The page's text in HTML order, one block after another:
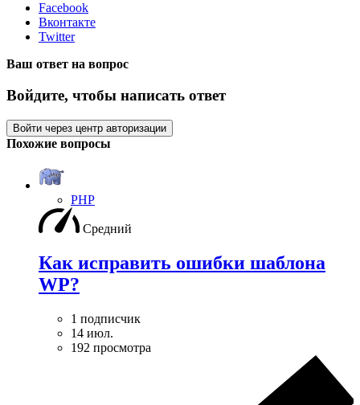
Facebook
Вконтакте
Twitter
Ваш ответ на вопрос
Войдите, чтобы написать ответ
Войти через центр авторизации
Похожие вопросы
PHP
Средний
Как исправить ошибки шаблона
WP?
1 подписчик
14 июл.
192 просмотра